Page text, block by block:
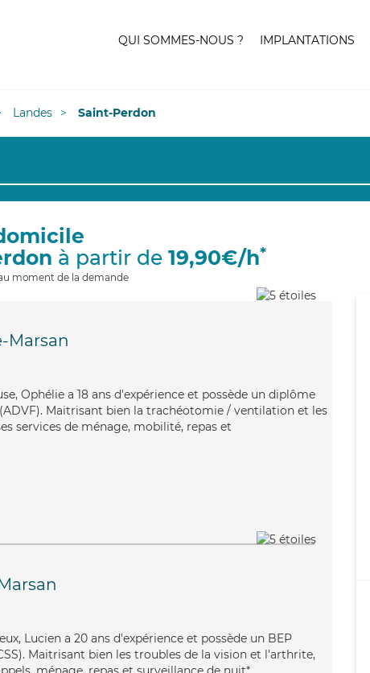
QUI SOMMES-NOUS ? IMPLANTATIONS
Landes Saint-Perdon
à partir de 19,90€/h*
moment de la demande
Marsan
Ophélie a 18 ans d'expérience et possède un diplôme
Maitrisant bien la trachéotomie / ventilation et les
services de ménage, mobilité, repas et
Lucien a 20 ans d'expérience et possède un BEP
Maitrisant bien les troubles de la vision et l'arthrite,